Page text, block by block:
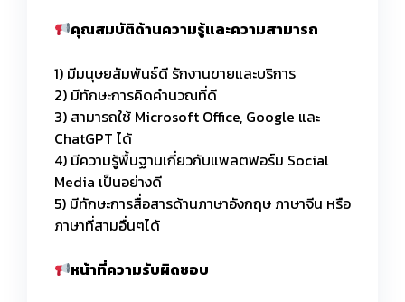
คุณสมบัติด้านความรู้และความสามารถ
1) มีมนุษยสัมพันธ์ดี รักงานขายและบริการ
2) มีทักษะการคิดคำนวณที่ดี
3) สามารถใช้ Microsoft Office, Google และ
ChatGPT ได้
4) มีความรู้พื้นฐานเกี่ยวกับแพลตฟอร์ม Social
Media เป็นอย่างดี
5) มีทักษะการสื่อสารด้านภาษาอังกฤษ ภาษาจีน หรือ
ภาษาที่สามอื่นๆได้
หน้าที่ความรับผิดชอบ